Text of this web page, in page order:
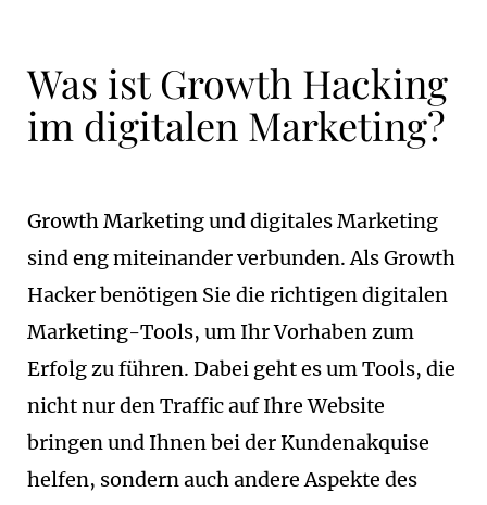
Was ist Growth Hacking
im digitalen Marketing?
Growth Marketing und digitales Marketing
sind eng miteinander verbunden. Als Growth
Hacker benötigen Sie die richtigen digitalen
Marketing-Tools, um Ihr Vorhaben zum
Erfolg zu führen. Dabei geht es um Tools, die
nicht nur den Traffic auf Ihre Website
bringen und Ihnen bei der Kundenakquise
helfen, sondern auch andere Aspekte des